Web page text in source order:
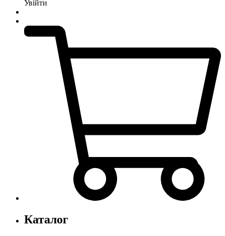
Увійти
Каталог